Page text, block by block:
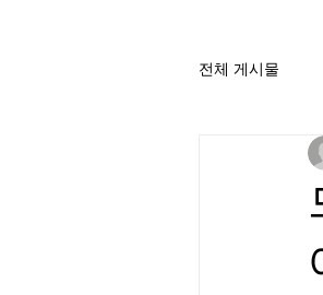
전체 게시물
팀꾸러기 소